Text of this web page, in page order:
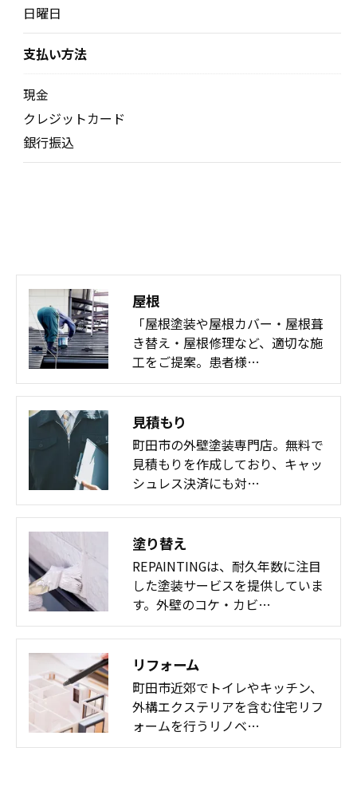
日曜日
支払い方法
現金
クレジットカード
銀行振込
屋根
「屋根塗装や屋根カバー・屋根葺
き替え・屋根修理など、適切な施
工をご提案。患者様…
見積もり
町田市の外壁塗装専門店。無料で
見積もりを作成しており、キャッ
シュレス決済にも対…
塗り替え
REPAINTINGは、耐久年数に注目
した塗装サービスを提供していま
す。外壁のコケ・カビ…
リフォーム
町田市近郊でトイレやキッチン、
外構エクステリアを含む住宅リフ
ォームを行うリノベ…